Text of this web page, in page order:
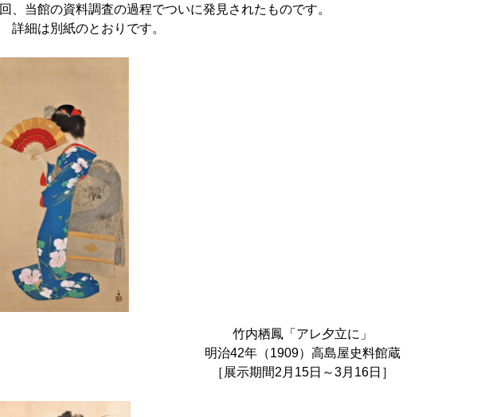
回、当館の資料調査の過程でついに発見されたものです。
詳細は別紙のとおりです。
竹内栖鳳「アレ夕立に」
明治42年（1909）高島屋史料館蔵
［展示期間2月15日～3月16日］